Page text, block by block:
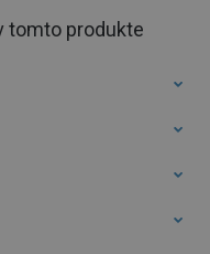
tomto produkte